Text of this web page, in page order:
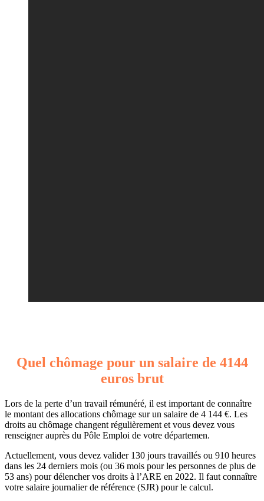
Quel chômage pour un salaire de 4144
euros brut
Lors de la perte d’un travail rémunéré, il est important de connaître
le montant des allocations chômage sur un salaire de 4 144 €. Les
droits au chômage changent régulièrement et vous devez vous
renseigner auprès du Pôle Emploi de votre départemen.
Actuellement, vous devez valider 130 jours travaillés ou 910 heures
dans les 24 derniers mois (ou 36 mois pour les personnes de plus de
53 ans) pour délencher vos droits à l’ARE en 2022. Il faut connaître
votre salaire journalier de référence (SJR) pour le calcul.